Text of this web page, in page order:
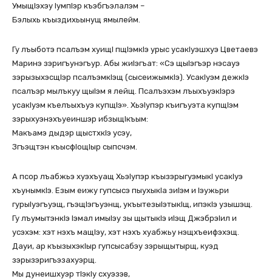
УмыщIэхэу IумпIэр къэбгъэлалэм –
Бэлыхь къыздихьынущ ямылейм.
Гу лъыботэ псалъэм хуищI пщIэмкIэ урыс усакIуэшхуэ Цветаевэ
Маринэ зэригъунэгъур. Абы жиIэгъат: «Сэ щыIэгъэр нэсауэ
зэрызыхэсщIэр псалъэмкIэщ (сысеижымкIэ). УсакIуэм дежкIэ
псалъэр мылъкуу щыIэм я лейщ. Псалъэхэм лъыхъуэкIэрэ
усакIуэм къелъыхъуэ купщIэ». ХьэIупэр къигъуэта купщIэм
зэрыхуэнэхъуеиншэр ибзыщIкъым:
Макъамэ дыдэр щыстхкIэ усэу,
Згъэщтэн къысфIощIыр сыпсчэм.
А псор лъабжьэ хуэхъуащ ХьэIупэр къызэрыгуэмыкI усакIуэ
хъунымкIэ. Езым еижу гупсысэ пыухыкIа зиIэм и Iэужьри
гурыIуэгъуэщ, гъэщIэгъуэнщ, укъытезыIэтыкIщ, ипэкIэ узышэщ.
Гу лъумытэнкIэ Iэмал имыIэу зы щытыкIэ иIэщ ДжэбрэIил и
усэхэм: хэт нэхъ мащIэу, хэт нэхъ хуабжьу нэщхъеифэхэщ.
Дауи, ар къызыхэкIыр гупсысабэу зэрыщытырщ, куэд
зэрызэригъэзахуэрщ.
Мы дунеишхуэр тIэкIу схуэзэв,